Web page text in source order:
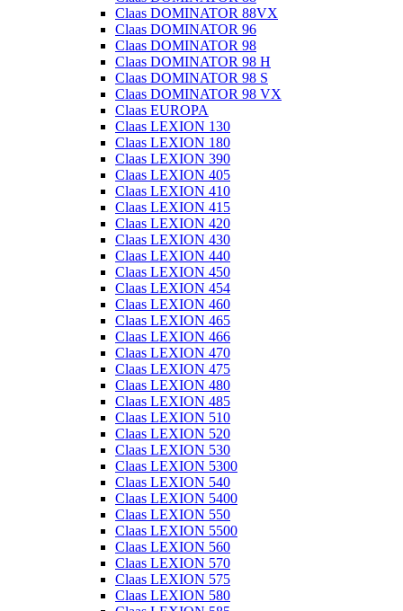
Claas DOMINATOR 88VX
Claas DOMINATOR 96
Claas DOMINATOR 98
Claas DOMINATOR 98 H
Claas DOMINATOR 98 S
Claas DOMINATOR 98 VX
Claas EUROPA
Claas LEXION 130
Claas LEXION 180
Claas LEXION 390
Claas LEXION 405
Claas LEXION 410
Claas LEXION 415
Claas LEXION 420
Claas LEXION 430
Claas LEXION 440
Claas LEXION 450
Claas LEXION 454
Claas LEXION 460
Claas LEXION 465
Claas LEXION 466
Claas LEXION 470
Claas LEXION 475
Claas LEXION 480
Claas LEXION 485
Claas LEXION 510
Claas LEXION 520
Claas LEXION 530
Claas LEXION 5300
Claas LEXION 540
Claas LEXION 5400
Claas LEXION 550
Claas LEXION 5500
Claas LEXION 560
Claas LEXION 570
Claas LEXION 575
Claas LEXION 580